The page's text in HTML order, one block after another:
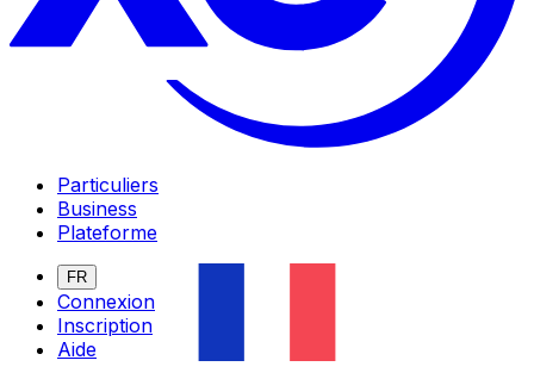
Particuliers
Business
Plateforme
FR
Connexion
Inscription
Aide